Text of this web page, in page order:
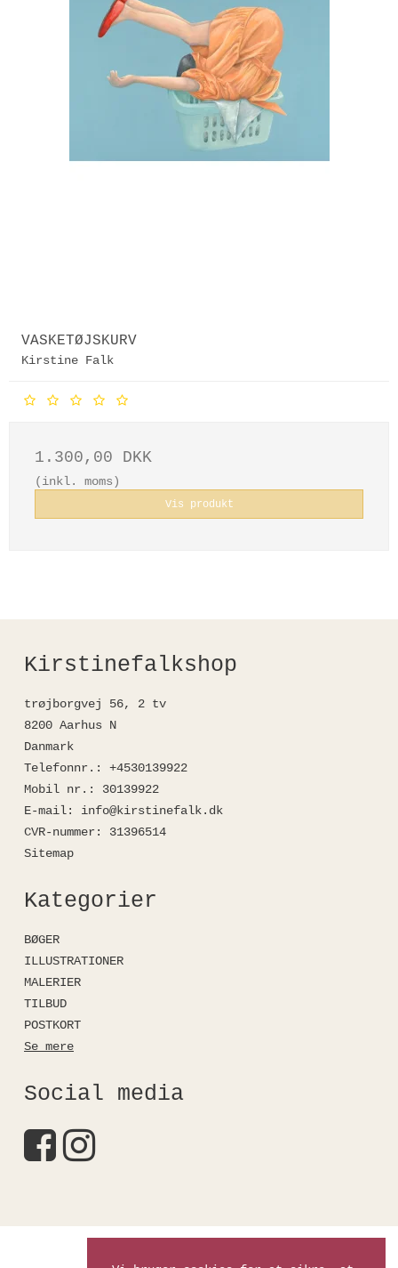
VASKETØJSKURV
Kirstine Falk
1.300,00 DKK
(inkl. moms)
Vis produkt
Kirstinefalkshop
trøjborgvej 56, 2 tv
8200 Aarhus N
Danmark
Telefonnr. :
+4530139922
Mobil nr. :
30139922
E-mail:
info@kirstinefalk.dk
CVR-nummer:
31396514
Sitemap
Kategorier
BØGER
ILLUSTRATIONER
MALERIER
TILBUD
POSTKORT
Se mere
Social media
Kirstinefalkshop